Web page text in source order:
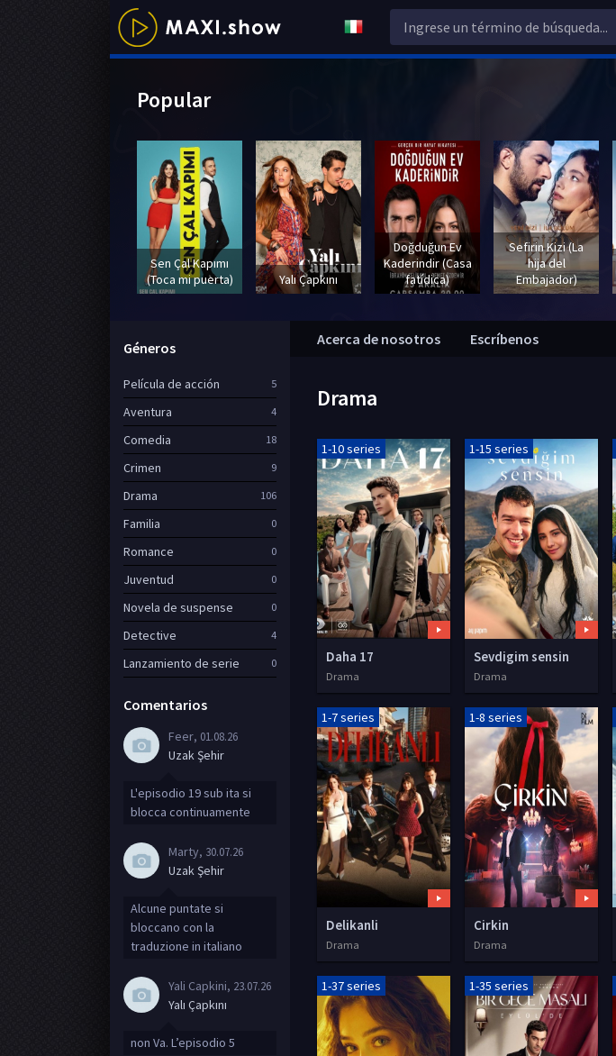
Drama
1-10 series
Daha 17
Drama
1-15 series
Sevdigim sensin
Drama
1-7 series
Delikanli
Drama
1-8 series
Cirkin
Drama
1-37 series 1-35 series
Acerca de nosotros Escríbenos
Géneros
Película de acción 5
Aventura 4
Comedia 18
Crimen 9
Drama 106
Familia 0
Romance 0
Juventud 0
Novela de suspense 0
Detective 4
Lanzamiento de serie 0
Comentarios
Feer, 01.08.26
Uzak Şehir
L'episodio 19 sub ita si
blocca continuamente
Marty, 30.07.26
Uzak Şehir
Alcune puntate si
bloccano con la
traduzione in italiano
Yali Capkini, 23.07.26
Yalı Çapkını
non Va. L’episodio 5
Popular
Sen Çal Kapımı
(Toca mi puerta)
Yalı Çapkını
Doğduğun Ev
Kaderindir (Casa
fatídica)
Sefirin Kizi (La
hija del
Embajador)